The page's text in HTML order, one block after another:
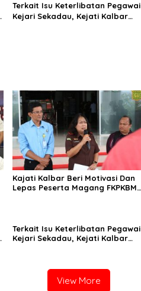
Terkait Isu Keterlibatan Pegawai
Kejari Sekadau, Kejati Kalbar
Kajati Kalbar Beri Motivasi Dan
Lepas Peserta Magang FKPKBM
Terkait Isu Keterlibatan Pegawai
Kejari Sekadau, Kejati Kalbar
View More